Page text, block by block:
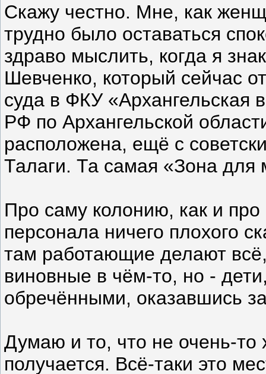
Скажу честно. Мне, как
трудно было оставаться
здраво мыслить, когда я
Шевченко, который сейчас
суда в ФКУ «Архангельская
РФ по Архангельской
расположена, ещё с
Талаги. Та самая «Зона для
Про саму колонию, как и про
персонала ничего плохого
там работающие делают
виновные в чём-то, но -
обречёнными, оказавшись
Думаю и то, что не очень-то
получается. Всё-таки это